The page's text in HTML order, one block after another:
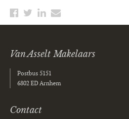
Van Asselt Makelaars
Postbus 5151
6802 ED Arnhem
Contact